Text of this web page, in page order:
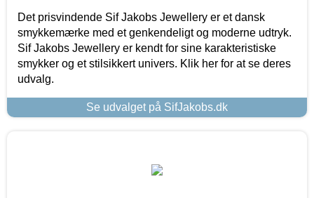
Det prisvindende Sif Jakobs Jewellery er et dansk
smykkemærke med et genkendeligt og moderne udtryk.
Sif Jakobs Jewellery er kendt for sine karakteristiske
smykker og et stilsikkert univers. Klik her for at se deres
udvalg.
Se udvalget på SifJakobs.dk